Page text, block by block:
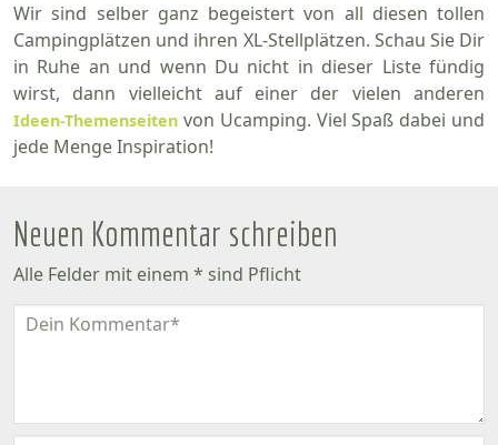
Wir sind selber ganz begeistert von all diesen tollen
Campingplätzen und ihren XL-Stellplätzen. Schau Sie Dir
in Ruhe an und wenn Du nicht in dieser Liste fündig
wirst, dann vielleicht auf einer der vielen anderen
Ideen-Themenseiten von Ucamping. Viel Spaß dabei und
jede Menge Inspiration!
Neuen Kommentar schreiben
Alle Felder mit einem * sind Pflicht